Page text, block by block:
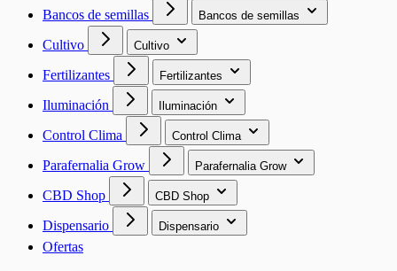
Bancos de semillas Bancos de semillas
Cultivo Cultivo
Fertilizantes Fertilizantes
Iluminación Iluminación
Control Clima Control Clima
Parafernalia Grow Parafernalia Grow
CBD Shop CBD Shop
Dispensario Dispensario
Ofertas